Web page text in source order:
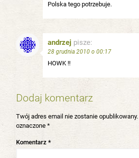
Polska tego potrzebuje.
andrzej pisze:
28 grudnia 2010 o 00:17
HOWK !!
Dodaj komentarz
Twój adres email nie zostanie opublikowany.
oznaczone *
Komentarz *